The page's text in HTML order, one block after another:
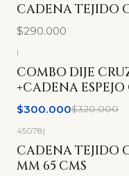
CADENA TEJIDO
$290.000
-6%OFF
|
COMBO DIJE
+CADENA
$300.000$320.000
45078|
CADENA TEJIDO
MM 65 CMS